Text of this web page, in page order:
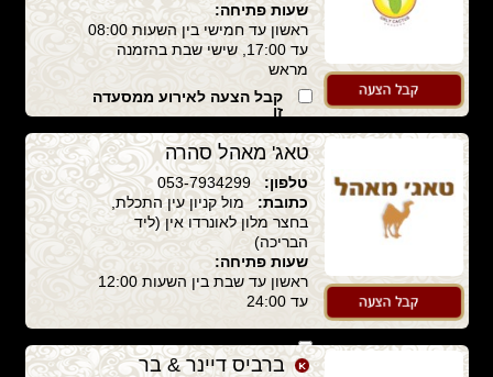
שעות פתיחה:
ראשון עד חמישי בין השעות 08:00
עד 17:00, שישי שבת בהזמנה
מראש
קבל הצעה לאירוע ממסעדה
זו
טאג' מאהל סהרה
טלפון:053-7934299
כתובת: מול קניון עין התכלת,
בחצר מלון לאונרדו אין (ליד
הבריכה)
שעות פתיחה:
ראשון עד שבת בין השעות 12:00
עד 24:00
קבל הצעה לאירוע ממסעדה
זו
ברביס דיינר & בר